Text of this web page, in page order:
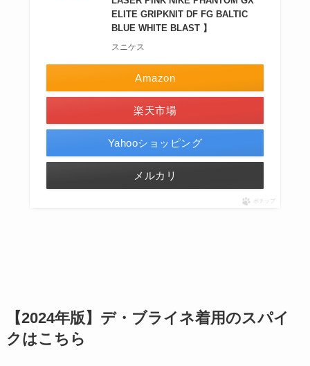
ELITE GRIPKNIT DF FG BALTIC
BLUE WHITE BLAST 】
スニケス
Amazon
楽天市場
Yahooショッピング
メルカリ
ポチップ
【2024年版】デ・ブライネ着用のスパイ
クはこちら